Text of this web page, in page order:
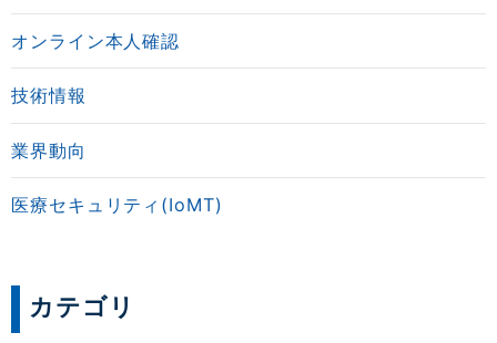
オンライン本人確認
技術情報
業界動向
医療セキュリティ(IoMT)
カテゴリ